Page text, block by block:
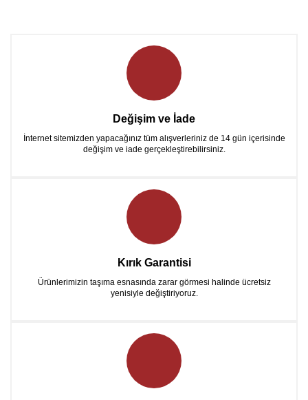
Değişim ve İade
İnternet sitemizden yapacağınız tüm alışverleriniz de 14 gün içerisinde
değişim ve iade gerçekleştirebilirsiniz.
Kırık Garantisi
Ürünlerimizin taşıma esnasında zarar görmesi halinde ücretsiz
yenisiyle değiştiriyoruz.